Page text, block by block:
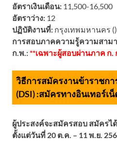
อัตราเงินเดือน: 11,500-16,500
อัตราว่าง: 12
ปฏิบัติงานที่: กรุงเทพมหานคร ()
การสอบภาคความรู้ความสาม
ก.พ.:**เฉพาะผู้สอบผ่านภาค ก.
วิธีการสมัครงานข้าราชก
(DSI) :สมัครทางอินเทอร์เ
ผู้ประสงค์จะสมัครสอบ สมัครไ
ตั้งแต่วันที่ 20 ต.ค. – 11 พ.ย.